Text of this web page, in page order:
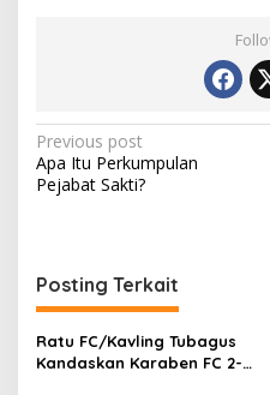
Post
navigation
Previous post
Apa Itu Perkumpulan
Pejabat Sakti?
Posting Terkait
Ratu FC/Kavling Tubagus
Kandaskan Karaben FC 2-0: